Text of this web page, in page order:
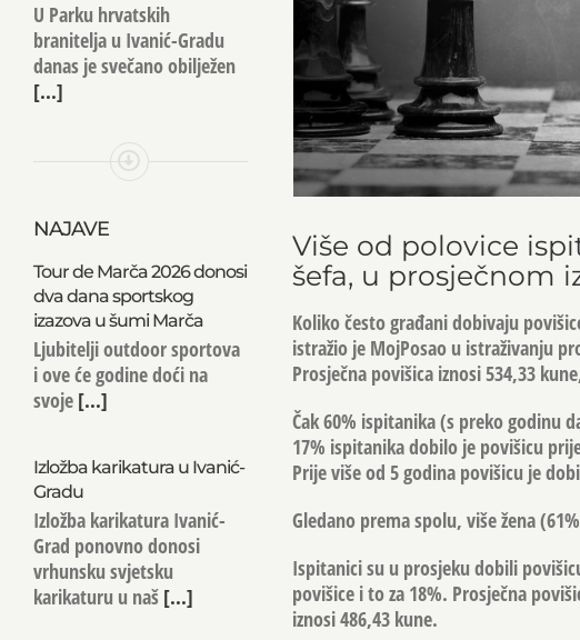
Više od polovice
šefa, u prosječnom
Koliko često građani dobivaju
istražio je MojPosao u istraživanju
Prosječna povišica iznosi 534,33
Čak 60% ispitanika (s preko godinu
17% ispitanika dobilo je povišicu
Prije više od 5 godina povišicu je
Gledano prema spolu, više žena
Ispitanici su u prosjeku dobili
povišice i to za 18%. Prosječna
iznosi 486,43 kune.
U Parku hrvatskih
branitelja u Ivanić-Gradu
danas je svečano obilježen
[...]
NAJAVE
Tour de Marča 2026 donosi
dva dana sportskog
izazova u šumi Marča
Ljubitelji outdoor sportova
i ove će godine doći na
svoje[...]
Izložba karikatura u Ivanić-
Gradu
Izložba karikatura Ivanić-
Grad ponovno donosi
vrhunsku svjetsku
karikaturu u naš[...]